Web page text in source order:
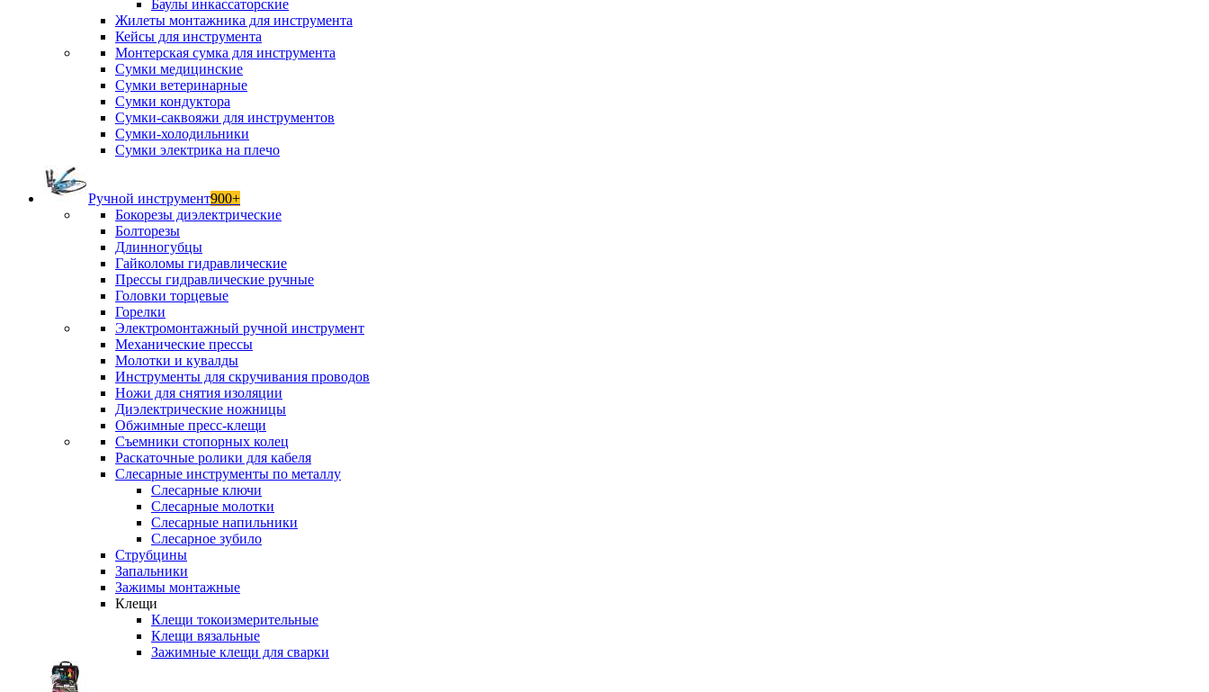
Баулы инкассаторские
Жилеты монтажника для инструмента
Кейсы для инструмента
Монтерская сумка для инструмента
Сумки медицинские
Сумки ветеринарные
Сумки кондуктора
Сумки-саквояжи для инструментов
Сумки-холодильники
Сумки электрика на плечо
Ручной инструмент900+
Бокорезы диэлектрические
Болторезы
Длинногубцы
Гайколомы гидравлические
Прессы гидравлические ручные
Головки торцевые
Горелки
Электромонтажный ручной инструмент
Механические прессы
Молотки и кувалды
Инструменты для скручивания проводов
Ножи для снятия изоляции
Диэлектрические ножницы
Обжимные пресс-клещи
Съемники стопорных колец
Раскаточные ролики для кабеля
Слесарные инструменты по металлу
Слесарные ключи
Слесарные молотки
Слесарные напильники
Слесарное зубило
Струбцины
Запальники
Зажимы монтажные
Клещи
Клещи токоизмерительные
Клещи вязальные
Зажимные клещи для сварки